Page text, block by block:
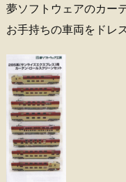
夢ソフトウェアのカー
お手持ちの車両をドレ